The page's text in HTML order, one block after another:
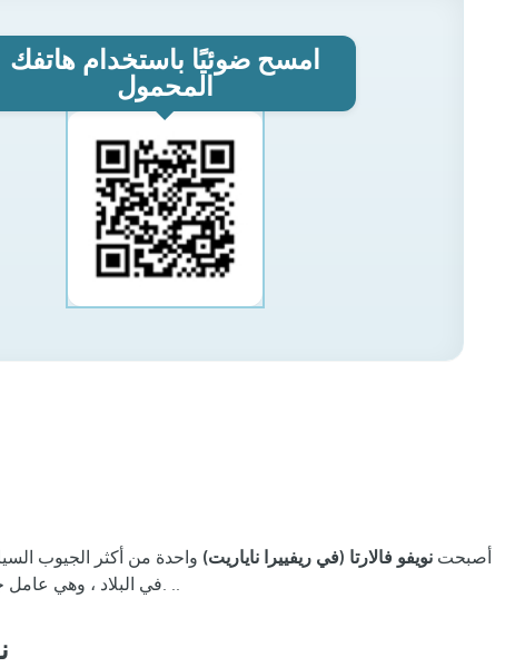
امسح ضوئيًا باستخدام هاتفك
المحمول
أصبحت نويفو فالارتا (في ريفييرا ناياريت) واحدة من أكثر الجيوب
في البلاد ، وهي عامل جذب حقيقي للمسافرين الذين يزورون المكسيك بهدف الاستمتاع ببضعة أيام من الانفصال المطلق عن الوتيرة السريعة التي يفرضها الروتين. ..